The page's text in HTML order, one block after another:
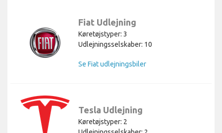
Fiat Udlejning
Køretøjstyper: 3
Udlejningsselskaber: 10
Se Fiat udlejningsbiler
Tesla Udlejning
Køretøjstyper: 2